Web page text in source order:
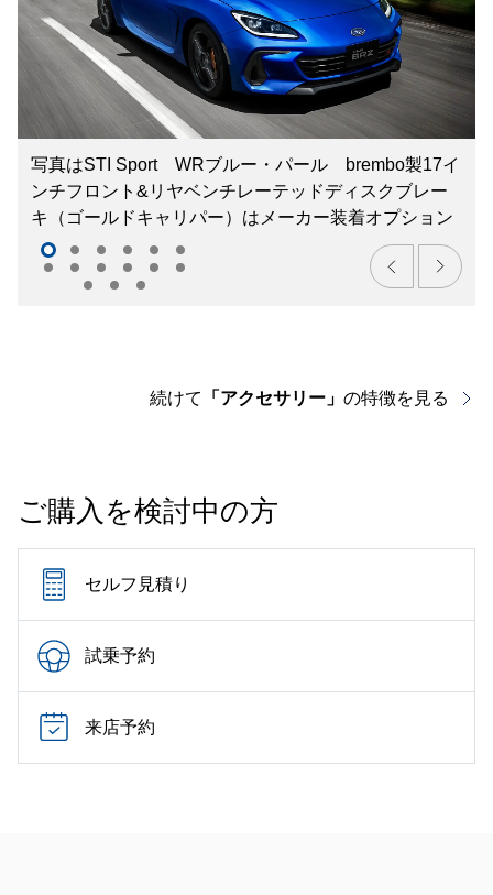
写真はSTI Sport WRブルー・パール brembo製17イ
ンチフロント&リヤベンチレーテッドディスクブレー
キ（ゴールドキャリパー）はメーカー装着オプション
続けて 「アクセサリー」 の特徴を見る
ご購入を検討中の方
セルフ見積り
試乗予約
来店予約